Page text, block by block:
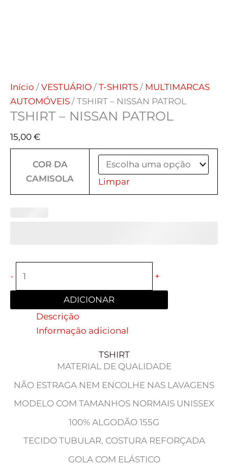
Início / VESTUÁRIO / T-SHIRTS / MULTIMARCAS
AUTOMÓVEIS / TSHIRT – NISSAN PATROL
TSHIRT – NISSAN PATROL
15,00 €
COR DA
CAMISOLA
Limpar
- +
ADICIONAR
Descrição
Informação adicional
TSHIRT
MATERIAL DE QUALIDADE
NÃO ESTRAGA NEM ENCOLHE NAS LAVAGENS
MODELO COM TAMANHOS NORMAIS UNISSEX
100% ALGODÃO 155G
TECIDO TUBULAR, COSTURA REFORÇADA
GOLA COM ELÁSTICO